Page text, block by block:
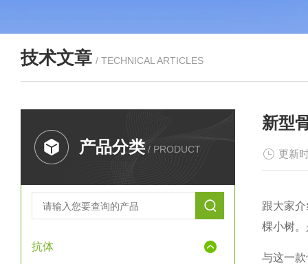
技术文章 / TECHNICAL ARTICLES
产品分类 / PRODUCT
抗体
新型
更新
跟大家
棵小树
与这一